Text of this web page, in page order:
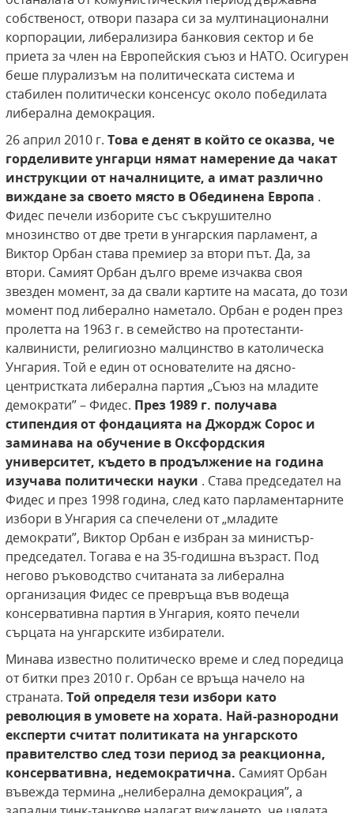
собственост, отвори пазара си за мултинационални
корпорации, либерализира банковия сектор и бе
приета за член на Европейския съюз и НАТО. Осигурен
беше плурализъм на политическата система и
стабилен политически консенсус около победилата
либерална демокрация.
26 април 2010 г. Това е денят в който се оказва, че
горделивите унгарци нямат намерение да чакат
инструкции от началниците, а имат различно
виждане за своето място в Обединена Европа .
Фидес печели изборите със съкрушително
мнозинство от две трети в унгарския парламент, а
Виктор Орбан става премиер за втори път. Да, за
втори. Самият Орбан дълго време изчаква своя
звезден момент, за да свали картите на масата, до този
момент под либерално наметало. Орбан е роден през
пролетта на 1963 г. в семейство на протестанти-
калвинисти, религиозно малцинство в католическа
Унгария. Той е един от основателите на дясно-
центристката либерална партия „Съюз на младите
демократи” – Фидес. През 1989 г. получава
стипендия от фондацията на Джордж Сорос и
заминава на обучение в Оксфордския
университет, където в продължение на година
изучава политически науки . Става председател на
Фидес и през 1998 година, след като парламентарните
избори в Унгария са спечелени от „младите
демократи”, Виктор Орбан е избран за министър-
председател. Тогава е на 35-годишна възраст. Под
негово ръководство считаната за либерална
организация Фидес се превръща във водеща
консервативна партия в Унгария, която печели
сърцата на унгарските избиратели.
Минава известно политическо време и след поредица
от битки през 2010 г. Орбан се връща начело на
страната. Той определя тези избори като
революция в умовете на хората. Най-разнородни
експерти считат политиката на унгарското
правителство след този период за реакционна,
консервативна, недемократична. Самият Орбан
въвежда термина „нелиберална демокрация”, а